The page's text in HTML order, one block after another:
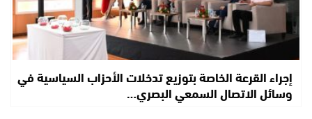
إجراء القرعة الخاصة بتوزيع تدخلات الأحزاب السياسية في
وسائل الاتصال السمعي البصري…